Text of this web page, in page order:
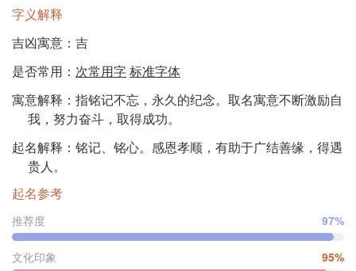
字义解释
吉凶寓意：吉
是否常用： 次常用字标准字体
寓意解释：指铭记不忘，永久的纪念。取名寓意不断激励自
我，努力奋斗，取得成功。
起名解释：铭记、铭心。感恩孝顺，有助于广结善缘，得遇
贵人。
起名参考
推荐度 97%
文化印象 95%